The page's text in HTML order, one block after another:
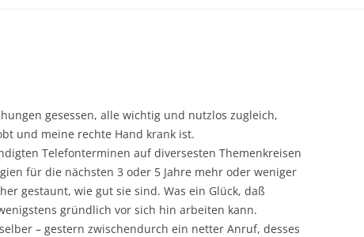
gesessen, alle wichtig und nutzlos zugleich,
und meine rechte Hand krank ist.
Telefonterminen auf diversesten Themenkreisen
für die nächsten 3 oder 5 Jahre mehr oder weniger
gestaunt, wie gut sie sind. Was ein Glück, daß
gründlich vor sich hin arbeiten kann.
– gestern zwischendurch ein netter Anruf, desses